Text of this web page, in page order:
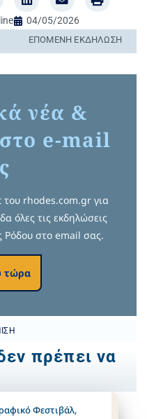
04/05/2026
ΕΠΌΜΕΝΗ ΕΚΔΉΛΩΣΗ
νέα &
e-mail
rhodes.com.gr για
όλες τις εκδηλώσεις
Ρόδου στο email σας.
τώρα
πρέπει να
Φεστιβάλ,